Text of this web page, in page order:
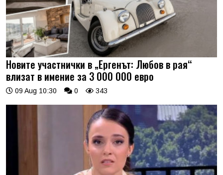
Новите участнички в „Ергенът: Любов в рая“
влизат в имение за 3 000 000 евро
09 Aug 10:30 0 343